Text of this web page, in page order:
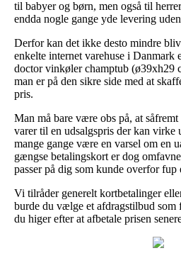
til babyer og børn, men også til
endda nogle gange yde levering
Derfor kan det ikke desto mindre
enkelte internet varehuse i Danmark
doctor vinkøler champtub (ø39xh29
man er på den sikre side med at
pris.
Man må bare være obs på, at
varer til en udsalgspris der kan virke
mange gange være en varsel om en
gængse betalingskort er dog
passer på dig som kunde overfor fup
Vi tilråder generelt kortbetalinger
burde du vælge et afdragstilbud
du higer efter at afbetale prisen